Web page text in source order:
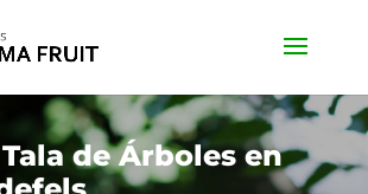
de Árboles en